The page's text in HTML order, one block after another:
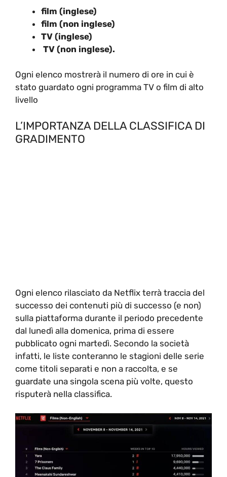
film (inglese)
film (non inglese)
TV (inglese)
TV (non inglese).
Ogni elenco mostrerà il numero di ore in cui è
stato guardato ogni programma TV o film di alto
livello
L’IMPORTANZA DELLA CLASSIFICA DI
GRADIMENTO
Ogni elenco rilasciato da Netflix terrà traccia del
successo dei contenuti più di successo (e non)
sulla piattaforma durante il periodo precedente
dal lunedì alla domenica, prima di essere
pubblicato ogni martedì. Secondo la società
infatti, le liste conteranno le stagioni delle serie
come titoli separati e non a raccolta, e se
guardate una singola scena più volte, questo
risputerà nella classifica.